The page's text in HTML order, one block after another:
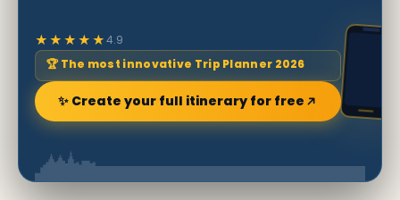
★★★★★4.9
🏆 The most innovative Trip Planner 2026
✨ Create your full itinerary for free